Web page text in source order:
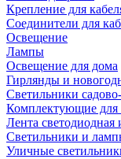
Крепление для
Соединители для
Освещение
Лампы
Освещение для дома
Гирлянды и
Светильники
Комплектующие для
Лента
Светильники и
Уличные